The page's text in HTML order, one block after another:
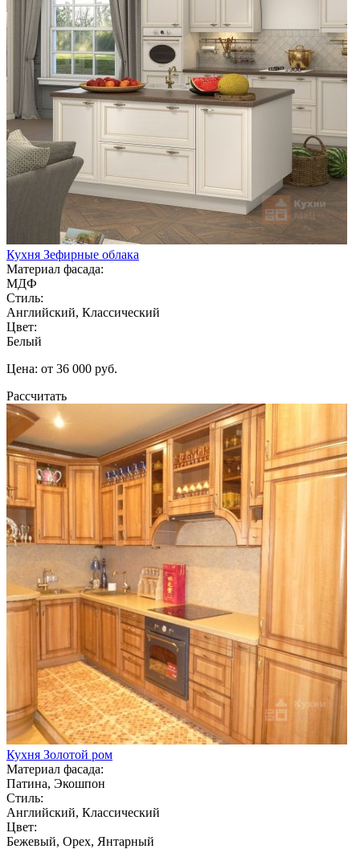
Кухня Зефирные облака
Материал фасада:
МДФ
Стиль:
Английский, Классический
Цвет:
Белый
Цена: от 36 000 руб.
Рассчитать
Кухня Золотой ром
Материал фасада:
Патина, Экошпон
Стиль:
Английский, Классический
Цвет:
Бежевый, Орех, Янтарный